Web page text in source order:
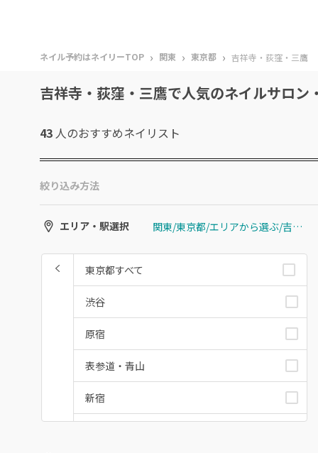
ネイル予約はネイリーTOP › 関東 › 東京都 › 吉祥寺・荻窪・三鷹
吉祥寺・荻窪・三鷹で人気のネイルサロン
43 人のおすすめネイリスト
絞り込み方法
エリア・駅選択 関東/東京都/エリアから選ぶ/吉祥寺・荻窪・三鷹
東京都すべて
渋谷
原宿
表参道・青山
新宿